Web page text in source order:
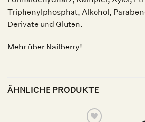
Triphenylphosphat, Alkohol,
Derivate und Gluten.
Mehr über Nailberry!
ÄHNLICHE PRODUKTE